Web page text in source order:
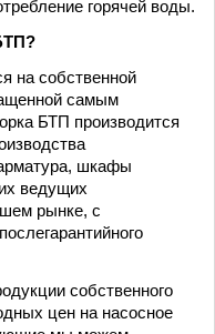
горячей воды.
на собственной
самым
БТП производится
шкафы
ведущих
рынке, с
собственного
цен на насосное